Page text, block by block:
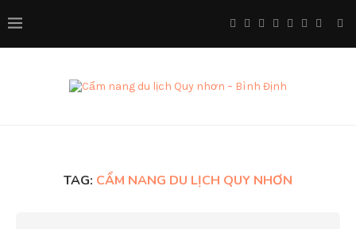
TAG: CẨM NANG DU LỊCH QUY NHƠN